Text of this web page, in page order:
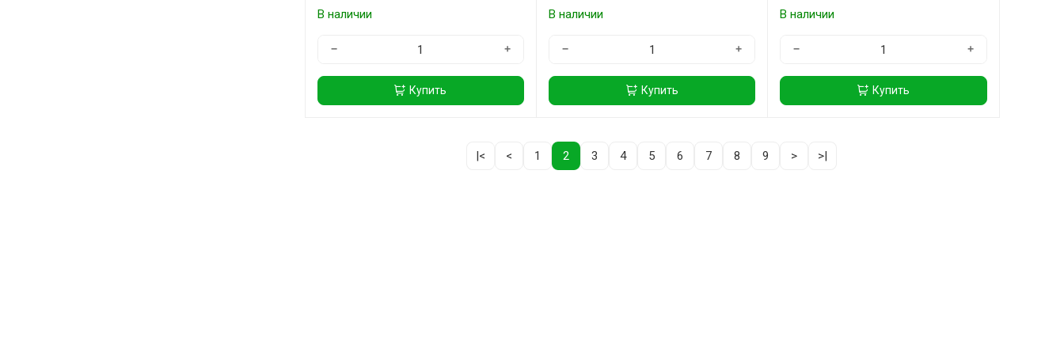
В наличии
− +
Купить
В наличии
− +
Купить
В наличии
− +
Купить
|< < 1 2 3 4 5 6 7 8 9 > >|